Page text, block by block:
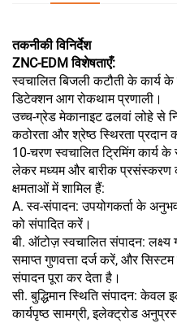
तकनीकी विनिर्देश
ZNC-EDM विशेषताएँ:
स्वचालित बिजली कटौती के कार्य
डिटेक्शन आग रोकथाम प्रणाली।
उच्च-ग्रेड मेकानाइट ढलवां लोहे से
कठोरता और श्रेष्ठ स्थिरता प्रदान
10-चरण स्वचालित ट्रिमिंग कार्य
लेकर मध्यम और बारीक प्रसंस्करण
क्षमताओं में शामिल हैं:
A. स्व-संपादन: उपयोगकर्ता के
को संपादित करें।
बी. ऑटोज़ स्वचालित संपादन: लक्ष्य
समाप्त गुणवत्ता दर्ज करें, और
संपादन पूरा कर देता है।
सी. बुद्धिमान स्थिति संपादन:
कार्यपृष्ठ सामग्री, इलेक्ट्रोड